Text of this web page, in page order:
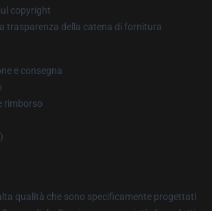
copyright
trasparenza della catena di fornitura
e consegna
rimborso
qualità che sono specificamente progettati